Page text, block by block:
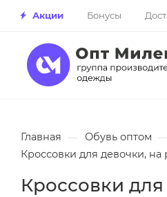
Акции Бонусы
Главная — Обувь оптом
Кроссовки для девочки,
Кроссовки